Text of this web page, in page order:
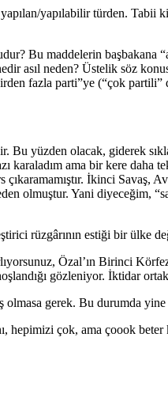
yapılabilir türden. Tabii
Bu maddelerin başbakana
asıl neden? Üstelik söz
fazla parti”ye (“çok
yüzden olacak, giderek
ama bir kere daha
İkinci Savaş,
Yani diyeceğim,
rüzgârının estiği bir ülke
Özal’ın Birinci
gözleniyor. İktidar
olmasa gerek. Bu durumda
çok, ama çoook beter